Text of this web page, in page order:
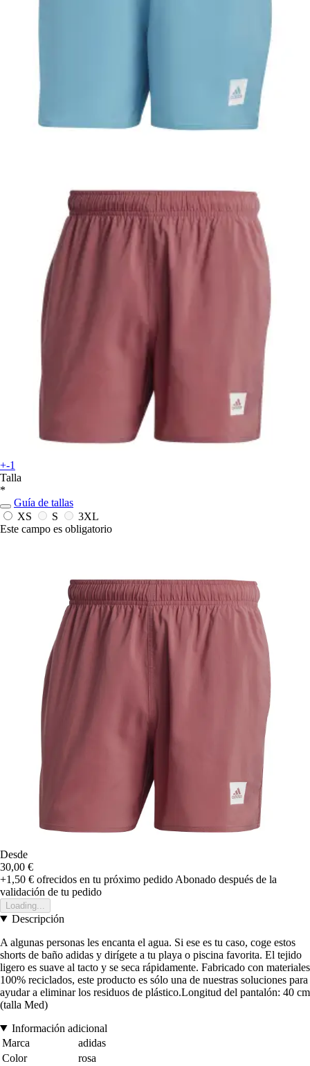
+-1
Talla
*
Guía de tallas
XS
S
3XL
Este campo es obligatorio
Desde
30,00 €
+1,50 € ofrecidos en tu próximo pedido Abonado después de la
validación de tu pedido
Loading...
Descripción
A algunas personas les encanta el agua. Si ese es tu caso, coge estos
shorts de baño adidas y dirígete a tu playa o piscina favorita. El tejido
ligero es suave al tacto y se seca rápidamente. Fabricado con materiales
100% reciclados, este producto es sólo una de nuestras soluciones para
ayudar a eliminar los residuos de plástico.Longitud del pantalón: 40 cm
(talla Med)
Información adicional
Marca
adidas
Color
rosa